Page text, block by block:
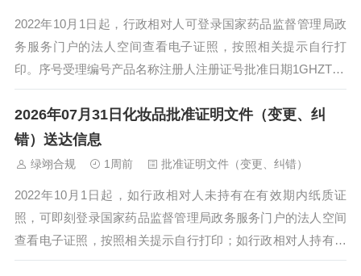
2022年10月1日起，行政相对人可登录国家药品监督管理局政
务服务门户的法人空间查看电子证照，按照相关提示自行打
印。序号受理编号产品名称注册人注册证号批准日期1GHZTX2
601573迪诗柔染发膏6....
2026年07月31日化妆品批准证明文件（变更、纠
错）送达信息
绿翊合规 1周前 批准证明文件（变更、纠错）
2022年10月1日起，如行政相对人未持有在有效期内纸质证
照，可即刻登录国家药品监督管理局政务服务门户的法人空间
查看电子证照，按照相关提示自行打印；如行政相对人持有在
有效期内纸质证照，交还纸质注册证后...